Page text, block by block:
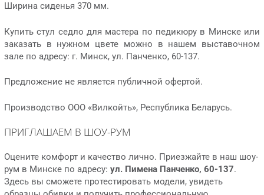
Ширина сиденья 370 мм.
Купить стул седло для мастера по педикюру в Минске или
заказать в нужном цвете можно в нашем выставочном
зале по адресу: г. Минск, ул. Панченко, 60-137.
Предложение не является публичной офертой.
Производство ООО «Вилкойть», Республика Беларусь.
ПРИГЛАШАЕМ В ШОУ-РУМ
Оцените комфорт и качество лично. Приезжайте в наш шоу-
рум в Минске по адресу: ул. Пимена Панченко, 60-137.
Здесь вы сможете протестировать модели, увидеть